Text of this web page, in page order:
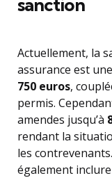
Actuellement, la
assurance est
750 euros,
permis.
amendes jusqu’à
rendant la
les
également